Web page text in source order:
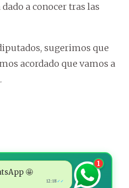
a conocer tras las
sugerimos que
acordado que vamos a
🤩
12:18 ✓✓
1